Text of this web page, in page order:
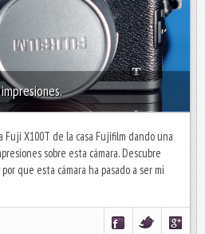
Fuji X100T de la casa Fujifilm dando una
sobre esta cámara. Descubre
que esta cámara ha pasado a ser mi